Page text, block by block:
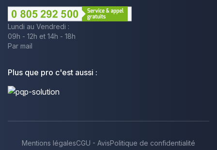
Lundi au Vendredi :
09h - 12h et 14h - 18h
Par mail
Plus que pro c'est aussi :
Mentions légalesCGU - AvisPolitique de confidentialité